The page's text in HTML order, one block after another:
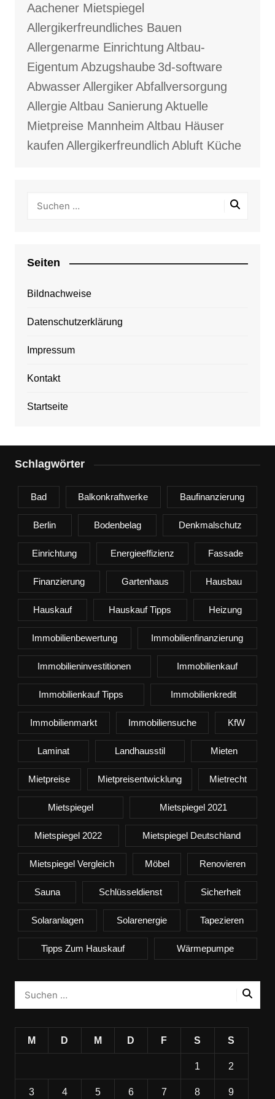
Aachener Mietspiegel
Allergikerfreundliches Bauen
Allergenarme Einrichtung Altbau-
Eigentum Abzugshaube 3d-software
AbwasserAllergikerAbfallversorgung
AllergieAltbau Sanierung Aktuelle
Mietpreise Mannheim Altbau Häuser
kaufen Allergikerfreundlich Abluft Küche
Seiten
Bildnachweise
Datenschutzerklärung
Impressum
Kontakt
Startseite
Schlagwörter
Bad Balkonkraftwerke Baufinanzierung
Berlin Bodenbelag Denkmalschutz
Einrichtung Energieeffizienz Fassade
Finanzierung Gartenhaus Hausbau
Hauskauf Hauskauf Tipps Heizung
Immobilienbewertung Immobilienfinanzierung
Immobilieninvestitionen Immobilienkauf
Immobilienkauf Tipps Immobilienkredit
Immobilienmarkt Immobiliensuche KfW
Laminat Landhausstil Mieten
Mietpreise Mietpreisentwicklung Mietrecht
Mietspiegel Mietspiegel 2021
Mietspiegel 2022 Mietspiegel Deutschland
Mietspiegel Vergleich Möbel Renovieren
Sauna Schlüsseldienst Sicherheit
Solaranlagen Solarenergie Tapezieren
Tipps Zum Hauskauf Wärmepumpe
M D M D F S S
1 2
3 4 5 6 7 8 9